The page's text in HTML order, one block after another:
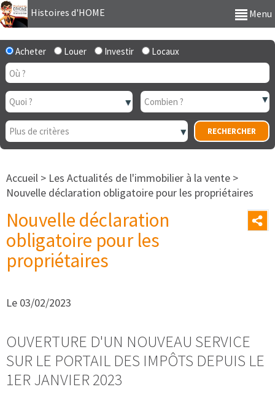
Histoires d'HOME Menu
Acheter Louer Investir Locaux
Accueil > Les Actualités de l'immobilier à la vente >
Nouvelle déclaration obligatoire pour les propriétaires
Nouvelle déclaration
obligatoire pour les
propriétaires
Le 03/02/2023
OUVERTURE D'UN NOUVEAU SERVICE
SUR LE PORTAIL DES IMPÔTS DEPUIS LE
1ER JANVIER 2023